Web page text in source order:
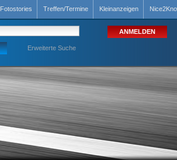
Fotostories Treffen/Termine Kleinanzeigen
Erweiterte Suche